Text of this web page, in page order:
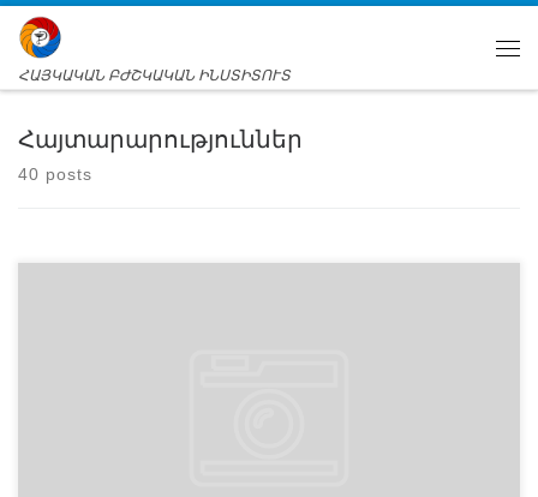
ՀԱՅԿԱԿԱՆ ԲԺՇԿԱԿԱՆ ԻՆՍՏԻՏՈՒՏ
Հայտարարություններ
40 posts